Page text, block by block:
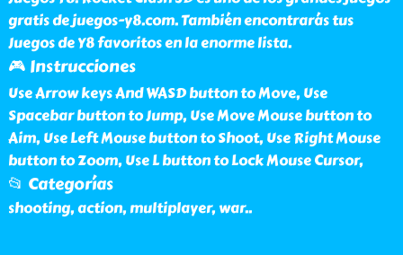
gratis de juegos-y8.com. También encontrarás tus
Juegos de Y8 favoritos en la enorme lista.
🎮 Instrucciones
Use Arrow keys And WASD button to Move, Use
Spacebar button to Jump, Use Move Mouse button to
Aim, Use Left Mouse button to Shoot, Use Right Mouse
button to Zoom, Use L button to Lock Mouse Cursor,
📂 Categorías
shooting, action, multiplayer, war..